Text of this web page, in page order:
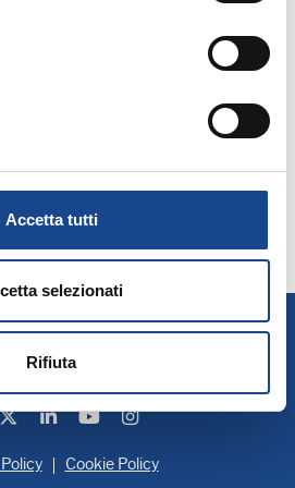
Accetta tutti
selezionati
Rifiuta
IVA 00705281202
Cookie Policy